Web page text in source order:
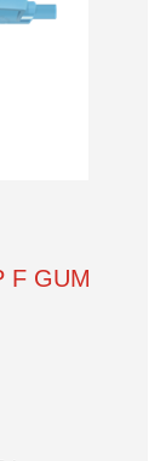
F GUM